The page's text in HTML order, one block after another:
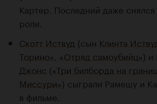
Картер. Последний даже
роли.
Скотт Иствуд (сын Клинта
Торино» «Отряд самоубийц») и
Джонс («Три билборда на
Миссури») сыграли Рамешу и
в фильме.